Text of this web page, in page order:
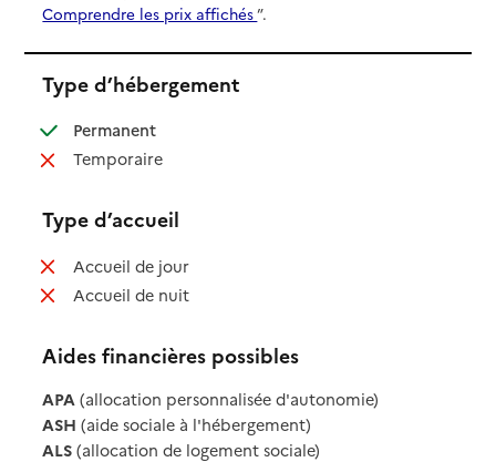
Comprendre les prix affichés”.
Type d’hébergement
Permanent: disponible
Temporaire: non disponible
Type d’accueil
Accueil de jour: non disponible
Accueil de nuit: non disponible
Aides financières possibles
APA (allocation personnalisée d'autonomie)
ASH (aide sociale à l'hébergement)
ALS (allocation de logement sociale)